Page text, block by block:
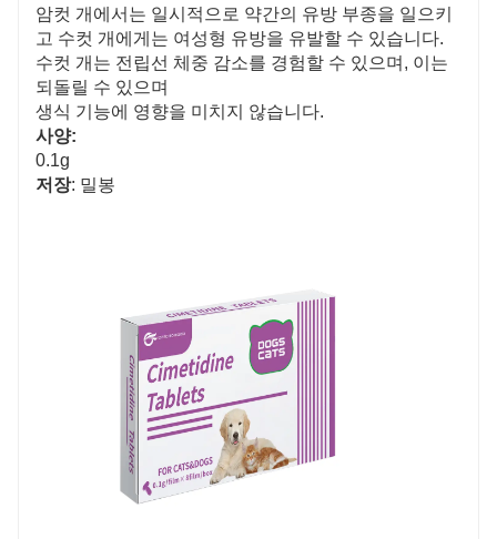
암컷 개에서는 일시적으로 약간의 유방 부종을 일으키
고 수컷 개에게는 여성형 유방을 유발할 수 있습니다.
수컷 개는 전립선 체중 감소를 경험할 수 있으며, 이는
되돌릴 수 있으며
생식 기능에 영향을 미치지 않습니다.
사양:
0.1g
저장: 밀봉